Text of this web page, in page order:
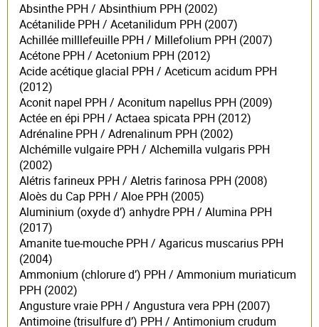
Absinthe PPH / Absinthium PPH (2002)
Acétanilide PPH / Acetanilidum PPH (2007)
Achillée milllefeuille PPH / Millefolium PPH (2007)
Acétone PPH / Acetonium PPH (2012)
Acide acétique glacial PPH / Aceticum acidum PPH
(2012)
Aconit napel PPH / Aconitum napellus PPH (2009)
Actée en épi PPH / Actaea spicata PPH (2012)
Adrénaline PPH / Adrenalinum PPH (2002)
Alchémille vulgaire PPH / Alchemilla vulgaris PPH
(2002)
Alétris farineux PPH / Aletris farinosa PPH (2008)
Aloès du Cap PPH / Aloe PPH (2005)
Aluminium (oxyde d’) anhydre PPH / Alumina PPH
(2017)
Amanite tue-mouche PPH / Agaricus muscarius PPH
(2004)
Ammonium (chlorure d’) PPH / Ammonium muriaticum
PPH (2002)
Angusture vraie PPH / Angustura vera PPH (2007)
Antimoine (trisulfure d’) PPH / Antimonium crudum